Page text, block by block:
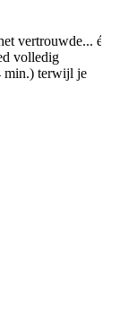
vertrouwde... én
volledig
min.) terwijl je